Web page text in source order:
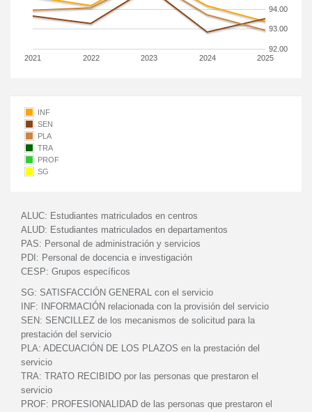
2021 2022 2023 2024 2025
92.00
93.00
94.00
INF
SEN
PLA
TRA
PROF
SG
ALUC: Estudiantes matriculados en centros
ALUD: Estudiantes matriculados en departamentos
PAS: Personal de administración y servicios
PDI: Personal de docencia e investigación
CESP: Grupos específicos
SG: SATISFACCIÓN GENERAL con el servicio
INF:
INFORMACIÓN relacionada con la provisión del servicio
SEN: SENCILLEZ de los mecanismos de solicitud para la
prestación del servicio
PLA: ADECUACIÓN DE LOS PLAZOS en la prestación del
servicio
TRA: TRATO RECIBIDO por las personas que prestaron el
servicio
PROF: PROFESIONALIDAD de las personas que prestaron el